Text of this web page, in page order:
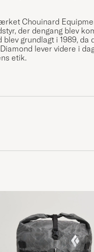
Chouinard
der dengang blev
grundlagt i 1989,
lever videre i
etik.